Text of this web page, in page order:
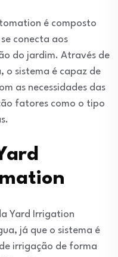
é composto
conecta aos
do jardim. Através de
o sistema é capaz de
as necessidades das
fatores como o tipo
Yard Irrigation
já que o sistema é
irrigação de forma